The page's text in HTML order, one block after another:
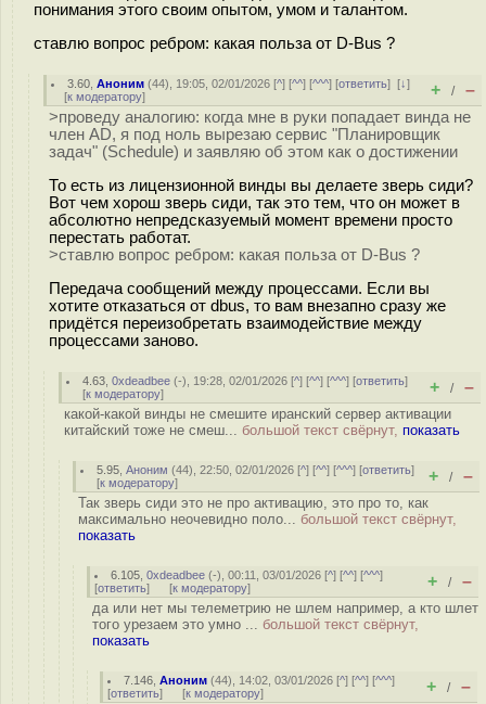
понимания этого своим опытом, умом и талантом.
ставлю вопрос ребром: какая польза от D-Bus ?
3.60 ,Аноним (44), 19:05, 02/01/2026 [^] [^^] [^^^] [ответить][↓]
[к модератору] + / –
>проведу аналогию: когда мне в руки попадает винда не
член AD, я под ноль вырезаю сервис "Планировщик
задач" (Schedule) и заявляю об этом как о достижении
То есть из лицензионной винды вы делаете зверь сиди?
Вот чем хорош зверь сиди, так это тем, что он может в
абсолютно непредсказуемый момент времени просто
перестать работат.
>ставлю вопрос ребром: какая польза от D-Bus ?
Передача сообщений между процессами. Если вы
хотите отказаться от dbus, то вам внезапно сразу же
придётся переизобретать взаимодействие между
процессами заново.
4.63 ,0xdeadbee (-), 19:28, 02/01/2026 [^] [^^] [^^^] [ответить]
[к модератору] + / –
какой-какой винды не смешите иранский сервер активации
китайский тоже не смеш... большой текст свёрнут, показать
5.95 ,Аноним (44), 22:50, 02/01/2026 [^] [^^] [^^^] [ответить]
[к модератору] + / –
Так зверь сиди это не про активацию, это про то, как
максимально неочевидно поло... большой текст свёрнут,
показать
6.105 ,0xdeadbee (-), 00:11, 03/01/2026 [^] [^^] [^^^]
[ответить] [к модератору] + / –
да или нет мы телеметрию не шлем например, а кто шлет
того урезаем это умно ... большой текст свёрнут,
показать
7.146 ,Аноним (44), 14:02, 03/01/2026 [^] [^^] [^^^]
[ответить] [к модератору] + / –